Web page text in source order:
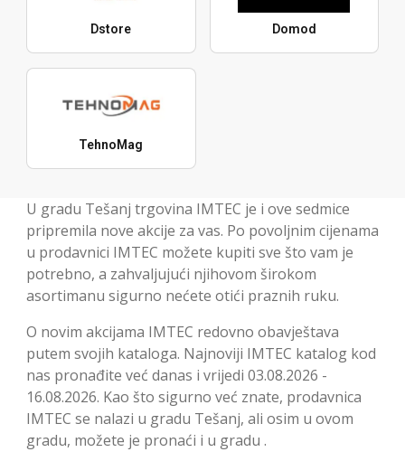
Dstore Domod
TehnoMag
U gradu Tešanj trgovina IMTEC je i ove sedmice
pripremila nove akcije za vas. Po povoljnim cijenama
u prodavnici IMTEC možete kupiti sve što vam je
potrebno, a zahvaljujući njihovom širokom
asortimanu sigurno nećete otići praznih ruku.
O novim akcijama IMTEC redovno obavještava
putem svojih kataloga. Najnoviji IMTEC katalog kod
nas pronađite već danas i vrijedi 03.08.2026 -
16.08.2026. Kao što sigurno već znate, prodavnica
IMTEC se nalazi u gradu Tešanj, ali osim u ovom
gradu, možete je pronaći i u gradu .